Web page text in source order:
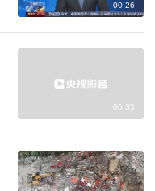
00:26
00:35